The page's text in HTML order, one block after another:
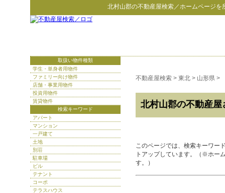
北村山郡の不動産屋検索／ホームページを
不動産屋検索 > 東北 > 山形県 >
北村山郡の不動産屋
このページでは、検索キーワー
トアップしています。（※ホー
す。）
取扱い物件種類
学生・単身者用物件
ファミリー向け物件
店舗・事業用物件
投資用物件
賃貸物件
検索キーワード
アパート
マンション
一戸建て
土地
別荘
駐車場
ビル
テナント
コーポ
テラスハウス